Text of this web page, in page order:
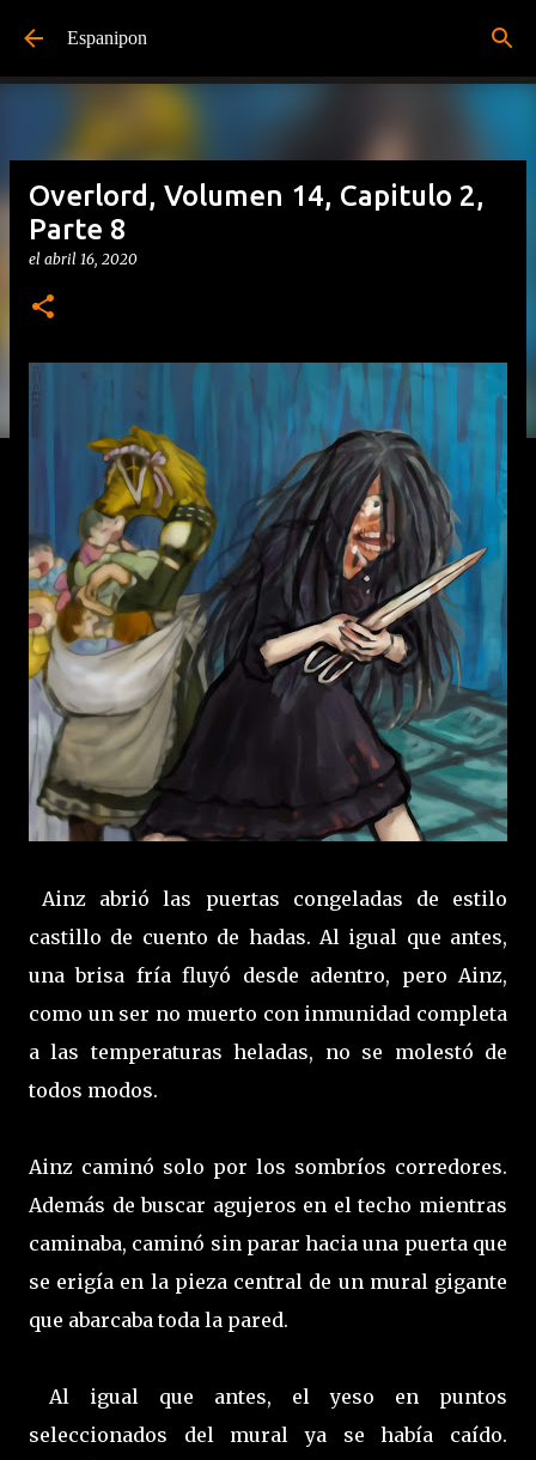
Espanipon
Overlord, Volumen 14, Capitulo 2,
Parte 8
el abril 16, 2020
Ainz abrió las puertas congeladas de estilo
castillo de cuento de hadas. Al igual que antes,
una brisa fría fluyó desde adentro, pero Ainz,
como un ser no muerto con inmunidad completa
a las temperaturas heladas, no se molestó de
todos modos.
Ainz caminó solo por los sombríos corredores.
Además de buscar agujeros en el techo mientras
caminaba, caminó sin parar hacia una puerta que
se erigía en la pieza central de un mural gigante
que abarcaba toda la pared.
Al igual que antes, el yeso en puntos
seleccionados del mural ya se había caído.